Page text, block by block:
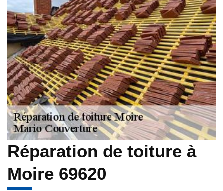
Réparation de toiture à
Moire 69620